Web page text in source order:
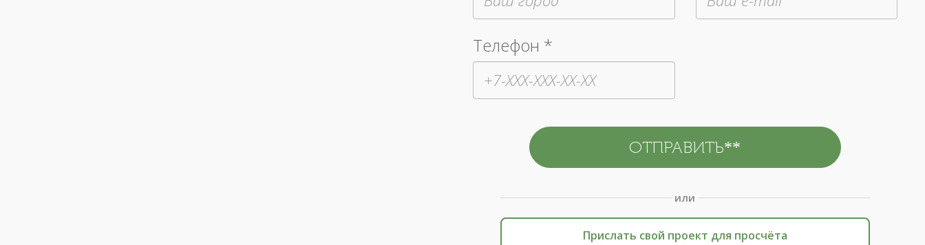
Телефон *
или
Прислать свой проект для просчёта